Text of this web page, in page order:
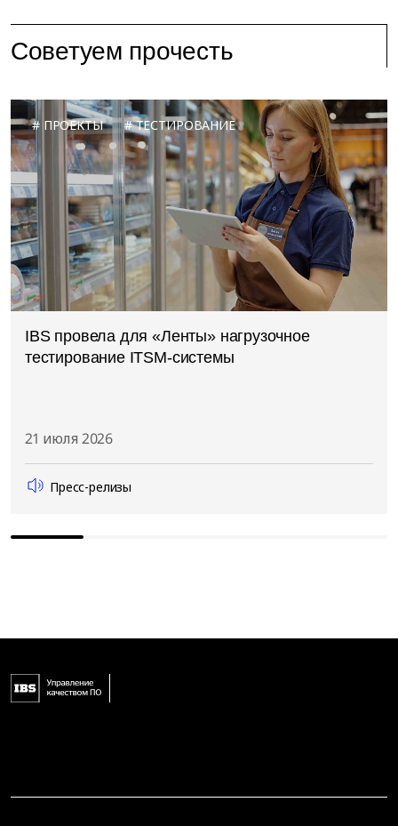
Советуем прочесть
ПРОЕКТЫ ТЕСТИРОВАНИЕ
IBS провела для «Ленты» нагрузочное
тестирование ITSM-системы
21 июля 2026
Пресс-релизы